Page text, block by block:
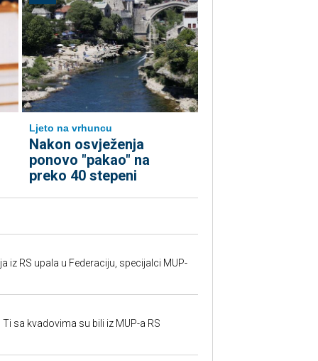
Ljeto na vrhuncu
Nakon osvježenja
ponovo "pakao" na
preko 40 stepeni
iz RS upala u Federaciju, specijalci MUP-
sa kvadovima su bili iz MUP-a RS